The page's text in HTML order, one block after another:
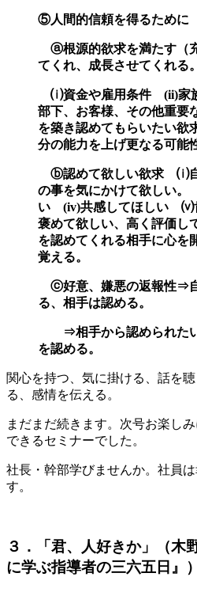
⑤人間的信頼を得るために
ⓐ根源的欲求を満たす（
てくれ、成長させてくれる
⒤資金や雇用条件 (ii)家族
部下、お客様、その他重要
を築き認めてもらいたい
分の能力を上げ更なる可能
ⓑ認めて欲しい欲求 ⒤
の事を気にかけて欲しい
い (iv)共感してほしい ⒱
褒めて欲しい、高く評価
を認めてくれる相手に心を
覚える。
ⓒ好意、嫌悪の返報性⇒
る、相手は認める。
⇒相手から認められたい
を認める。
関心を持つ、気に掛ける、話を
る、感情を伝える。
まだまだ続きます。次号お楽し
できるセミナーでした。
社長・幹部学びませんか。社員
す。
３．「君、人好きか」（木
に学ぶ指導者の三六五日』）